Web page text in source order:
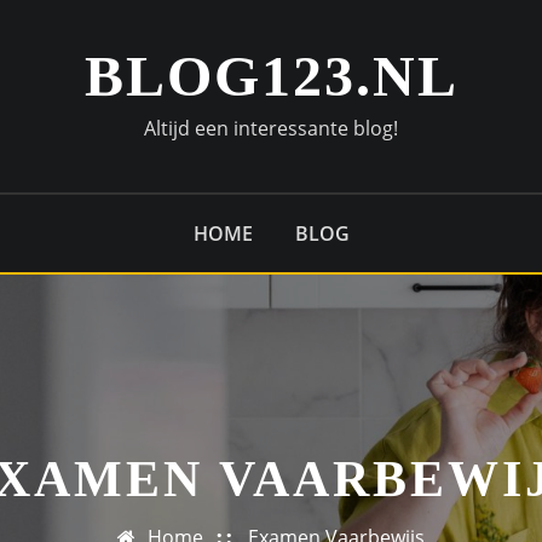
BLOG123.NL
Altijd een interessante blog!
HOME BLOG